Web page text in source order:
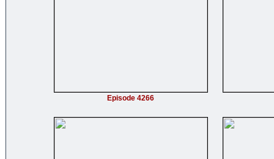
Episode 4266